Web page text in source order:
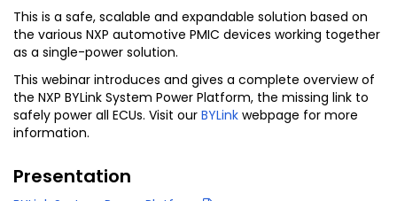
This is a safe, scalable and expandable solution based on
the various NXP automotive PMIC devices working together
as a single-power solution.
This webinar introduces and gives a complete overview of
the NXP BYLink System Power Platform, the missing link to
safely power all ECUs. Visit our BYLink webpage for more
information.
Presentation